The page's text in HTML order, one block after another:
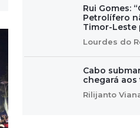
Rui Gomes:
Petrolífero
Timor-Leste
Lourdes do
Cabo
chegará
Rilijanto